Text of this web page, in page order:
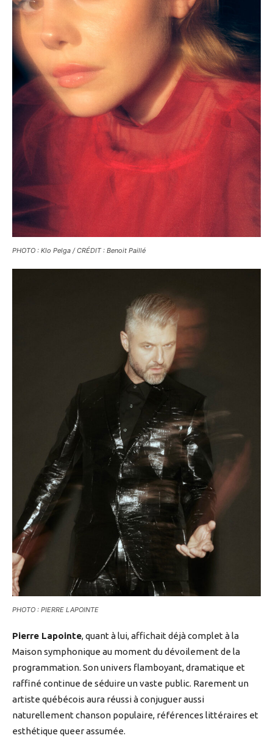
PHOTO : Klo Pelga / CRÉDIT : Benoit Paillé
PHOTO : PIERRE LAPOINTE
Pierre Lapointe, quant à lui, affichait déjà complet à la
Maison symphonique au moment du dévoilement de la
programmation. Son univers flamboyant, dramatique et
raffiné continue de séduire un vaste public. Rarement un
artiste québécois aura réussi à conjuguer aussi
naturellement chanson populaire, références littéraires et
esthétique queer assumée.